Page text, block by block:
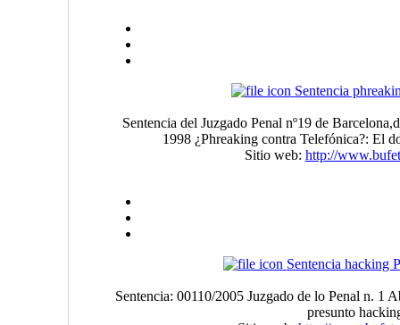
Sentencia
Sentencia del Juzgado Penal nº19 de
1998 ¿Phreaking contra Telefónica?: El
Sitio web: http://
Sentencia hacking
Sentencia: 00110/2005 Juzgado de lo Penal n. 1
presunto